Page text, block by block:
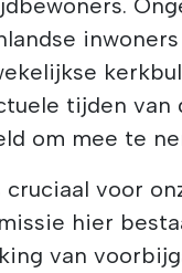
tijden van
om mee te
cruciaal voor
hier
van